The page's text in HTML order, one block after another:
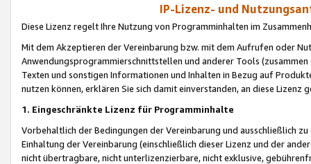
IP-Lizenz- und
Diese Lizenz regelt Ihre Nutzung von Programminhalten im
Mit dem Akzeptieren der Vereinbarung bzw. mit dem Aufrufen oder
Anwendungsprogrammierschnittstellen und anderer Tools (zusammen
Texten und sonstigen Informationen und Inhalten in Bezug auf
nutzen können, erklären Sie sich damit einverstanden, an diese Lizenz
1. Eingeschränkte Lizenz für Programminhalte
Vorbehaltlich der Bedingungen der Vereinbarung und ausschließlich
Einhaltung der Vereinbarung (einschließlich dieser Lizenz und der
nicht übertragbare, nicht unterlizenzierbare, nicht exklusive,